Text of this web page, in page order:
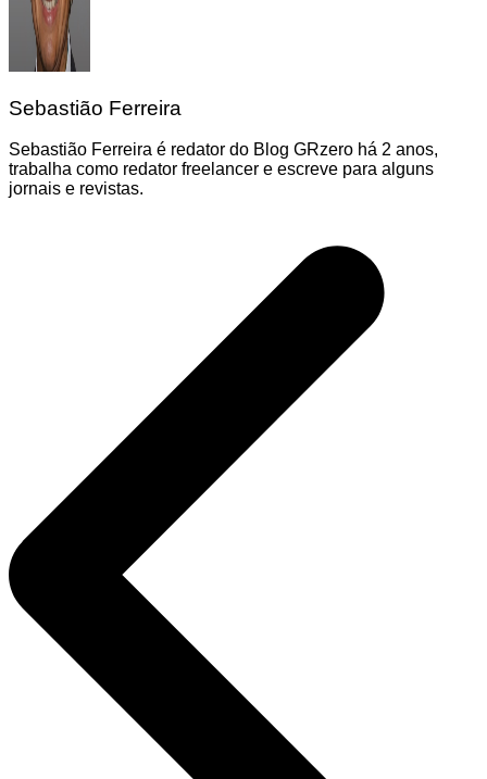
Sebastião Ferreira
Sebastião Ferreira é redator do Blog GRzero há 2 anos,
trabalha como redator freelancer e escreve para alguns
jornais e revistas.